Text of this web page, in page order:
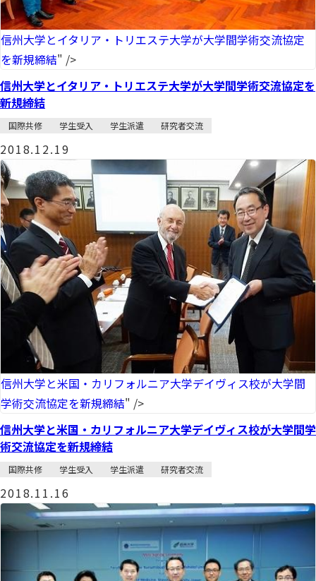
信州大学とイタリア・トリエステ大学が大学間学術交流協定
を新規締結" />
信州大学とイタリア・トリエステ大学が大学間学術交流協定を
新規締結
国際共修 学生受入 学生派遣 研究者交流
2018.12.19
信州大学と米国・カリフォルニア大学デイヴィス校が大学間
学術交流協定を新規締結" />
信州大学と米国・カリフォルニア大学デイヴィス校が大学間学
術交流協定を新規締結
国際共修 学生受入 学生派遣 研究者交流
2018.11.16